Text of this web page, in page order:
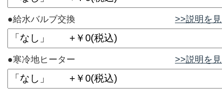
●給水バルブ交換 >>説明を
●寒冷地ヒーター >>説明を